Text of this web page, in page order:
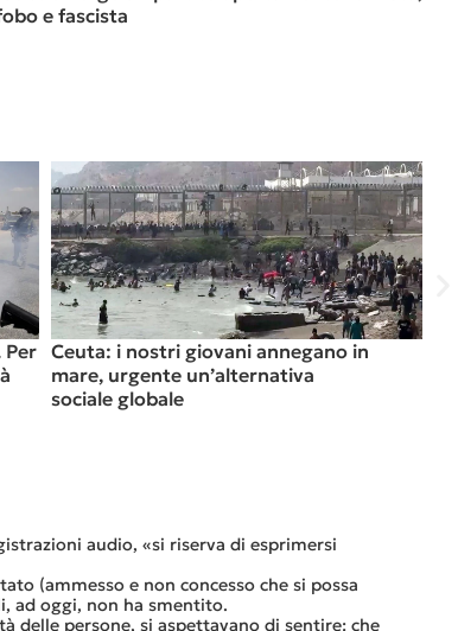
e fascista
PSE e alloggi a pigione moderata: il
Municipio si genuflette davanti a
audio, «si riserva di esprimersi
(ammesso e non concesso che si possa
ad oggi, non ha smentito.
delle persone, si aspettavano di sentire: che